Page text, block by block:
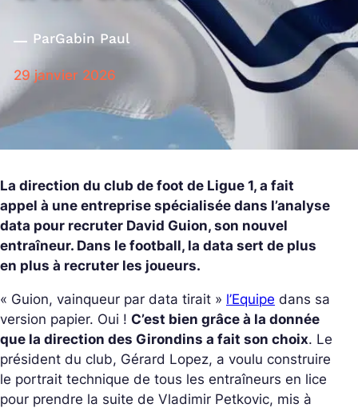
ParGabin Paul
29 janvier 2026
La direction du club de foot de Ligue 1, a fait
appel à une entreprise spécialisée dans l’analyse
data pour recruter David Guion, son nouvel
entraîneur. Dans le football, la data sert de plus
en plus à recruter les joueurs.
« Guion, vainqueur par data tirait » l’Equipe dans sa
version papier. Oui ! C’est bien grâce à la donnée
que la direction des Girondins a fait son choix. Le
président du club, Gérard Lopez, a voulu construire
le portrait technique de tous les entraîneurs en lice
pour prendre la suite de Vladimir Petkovic, mis à